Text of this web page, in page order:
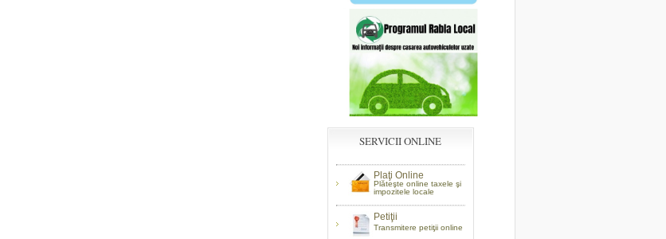
SERVICII ONLINE
Plaţi Online
Plăteşte online taxele şi
impozitele locale
Petiţii
Transmitere petiţii online